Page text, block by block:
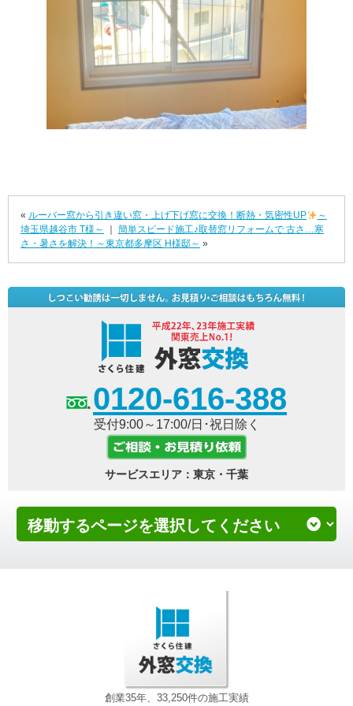
« ルーバー窓から引き違い窓・上げ下げ窓に交換！断熱・気密性UP
～
埼玉県越谷市 T様～
簡単スピード施工♪取替窓リフォームで 古さ…寒
さ・暑さを解決！～東京都多摩区 H様邸～ »
0120-616-388
受付9:00～17:00/日･祝日除く
サービスエリア：東京・千葉
創業35年、33,250件の施工実績